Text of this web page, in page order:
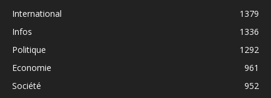
International
1379
Infos
1336
Politique
1292
Economie
961
Société
952